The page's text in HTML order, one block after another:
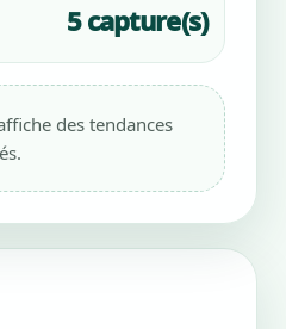
5 capture(s)
des tendances